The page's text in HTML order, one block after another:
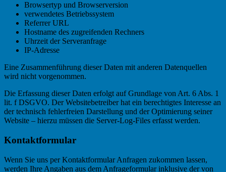
Browsertyp und Browserversion
verwendetes Betriebssystem
Referrer URL
Hostname des zugreifenden Rechners
Uhrzeit der Serveranfrage
IP-Adresse
Eine Zusammenführung dieser Daten mit anderen Datenquellen
wird nicht vorgenommen.
Die Erfassung dieser Daten erfolgt auf Grundlage von Art. 6 Abs. 1
lit. f DSGVO. Der Websitebetreiber hat ein berechtigtes Interesse an
der technisch fehlerfreien Darstellung und der Optimierung seiner
Website – hierzu müssen die Server-Log-Files erfasst werden.
Kontaktformular
Wenn Sie uns per Kontaktformular Anfragen zukommen lassen,
werden Ihre Angaben aus dem Anfrageformular inklusive der von